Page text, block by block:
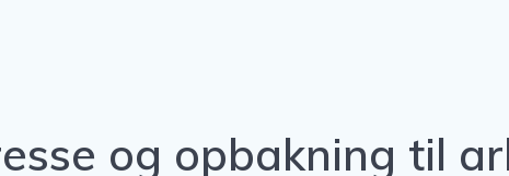
og opbakning til